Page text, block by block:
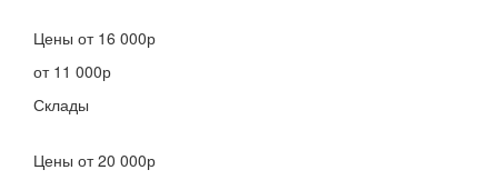
Цены от 16 000р
от 11 000р
Склады
Цены от 20 000р